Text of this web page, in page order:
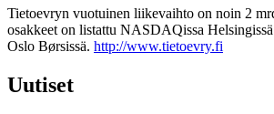
Tietoevryn vuotuinen liikevaihto on noin 2
osakkeet on listattu NASDAQissa
Oslo Børsissä. http://www.tietoevry.fi
Uutiset